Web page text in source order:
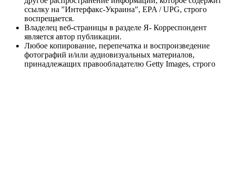
ссылку на "Интерфакс-Украина", EPA / UPG, строго
воспрещается.
Владелец веб-страницы в разделе Я- Корреспондент
является автор публикации.
Любое копирование, перепечатка и воспроизведение
фотографий и/или аудиовизуальных материалов,
принадлежащих правообладателю Getty Images, строго